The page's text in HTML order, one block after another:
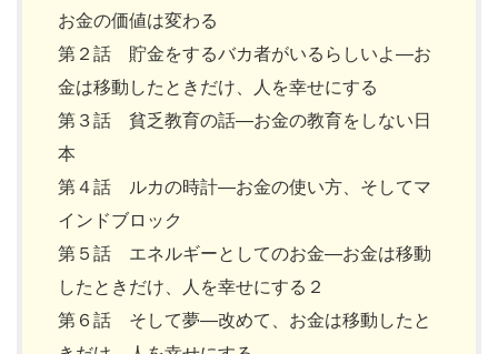
お金の価値は変わる
第２話 貯金をするバカ者がいるらしいよ―お
金は移動したときだけ、人を幸せにする
第３話 貧乏教育の話―お金の教育をしない日
本
第４話 ルカの時計―お金の使い方、そしてマ
インドブロック
第５話 エネルギーとしてのお金―お金は移動
したときだけ、人を幸せにする２
第６話 そして夢―改めて、お金は移動したと